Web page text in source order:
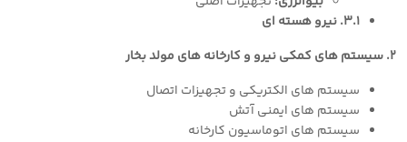
٣.١. نیرو هسته ای
٢. سیستم های کمکی نیرو و کارخانه های مولد بخار
سیستم های الکتریکی و تجهیزات اتصال
سیستم های ایمنی آتش
سیستم های اتوماسیون کارخانه